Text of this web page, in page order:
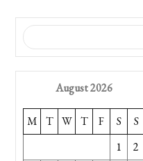
August 2026
M T W T F S
S
1
2